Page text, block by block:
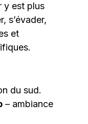
y est plus
s’évader,
et
du sud.
– ambiance